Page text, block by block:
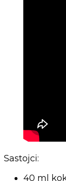
Sastojci:
40 ml